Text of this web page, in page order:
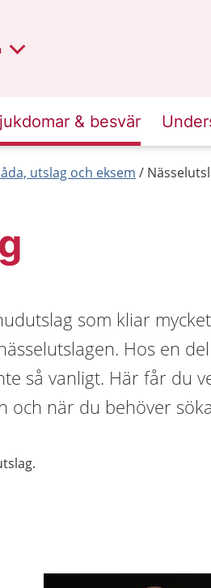
region
& besvär
utslag och eksem
som kliar
Hos en
så vanligt. Här får du
och när du behöver